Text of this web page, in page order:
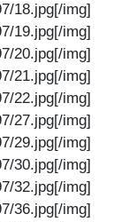
18.jpg[/img]
19.jpg[/img]
20.jpg[/img]
21.jpg[/img]
22.jpg[/img]
27.jpg[/img]
29.jpg[/img]
30.jpg[/img]
32.jpg[/img]
36.jpg[/img]